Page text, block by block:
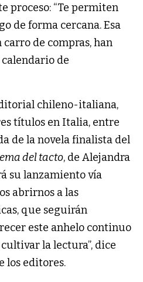
proceso: “Te permiten
de forma cercana. Esa
carro de compras, han
de
chileno-italiana,
títulos en Italia, entre
de la novela finalista del
del tacto, de Alejandra
su lanzamiento vía
abrirnos a las
que seguirán
este anhelo continuo
la lectura”, dice
los editores.